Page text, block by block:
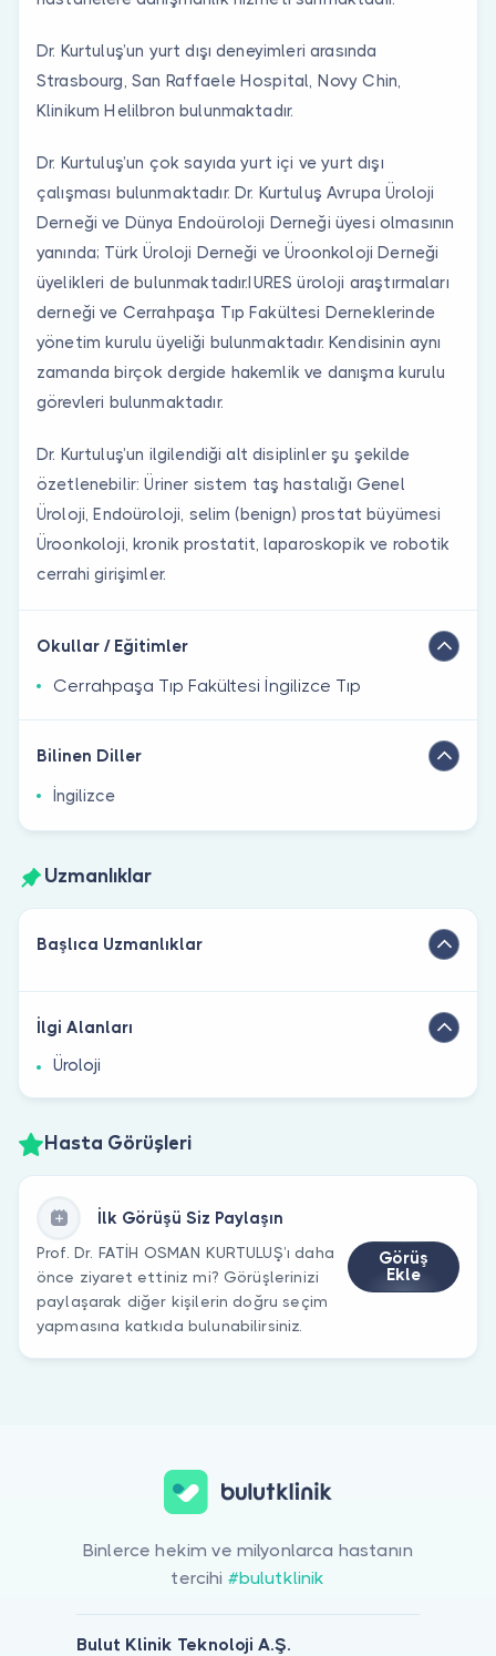
Dr. Kurtuluş’un yurt dışı deneyimleri arasında
Strasbourg, San Raffaele Hospital, Novy Chin,
Klinikum Helilbron bulunmaktadır.
Dr. Kurtuluş’un çok sayıda yurt içi ve yurt dışı
çalışması bulunmaktadır. Dr. Kurtuluş Avrupa Üroloji
Derneği ve Dünya Endoüroloji Derneği üyesi olmasının
yanında; Türk Üroloji Derneği ve Üroonkoloji Derneği
üyelikleri de bulunmaktadır.IURES üroloji araştırmaları
derneği ve Cerrahpaşa Tıp Fakültesi Derneklerinde
yönetim kurulu üyeliği bulunmaktadır. Kendisinin aynı
zamanda birçok dergide hakemlik ve danışma kurulu
görevleri bulunmaktadır.
Dr. Kurtuluş’un ilgilendiği alt disiplinler şu şekilde
özetlenebilir: Üriner sistem taş hastalığı Genel
Üroloji, Endoüroloji, selim (benign) prostat büyümesi
Üroonkoloji, kronik prostatit, laparoskopik ve robotik
cerrahi girişimler.
Okullar / Eğitimler
Cerrahpaşa Tıp Fakültesi İngilizce Tıp
Bilinen Diller
İngilizce
Uzmanlıklar
Başlıca Uzmanlıklar
İlgi Alanları
Üroloji
Hasta Görüşleri
İlk Görüşü Siz Paylaşın
Prof. Dr. FATİH OSMAN KURTULUŞ’ı daha
önce ziyaret ettiniz mi? Görüşlerinizi
paylaşarak diğer kişilerin doğru seçim
yapmasına katkıda bulunabilirsiniz.
Görüş
Ekle
Binlerce hekim ve milyonlarca hastanın
tercihi #bulutklinik
Bulut Klinik Teknoloji A.Ş.